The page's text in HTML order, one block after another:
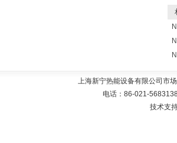
上海新宁热能设备有限公司市
电话：86-021-
技术支